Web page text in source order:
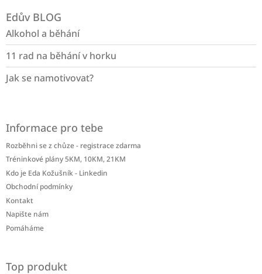
Edův BLOG
Alkohol a běhání
11 rad na běhání v horku
Jak se namotivovat?
Informace pro tebe
Rozběhni se z chůze - registrace zdarma
Tréninkové plány 5KM, 10KM, 21KM
Kdo je Eda Kožušník - Linkedin
Obchodní podmínky
Kontakt
Napište nám
Pomáháme
Top produkt